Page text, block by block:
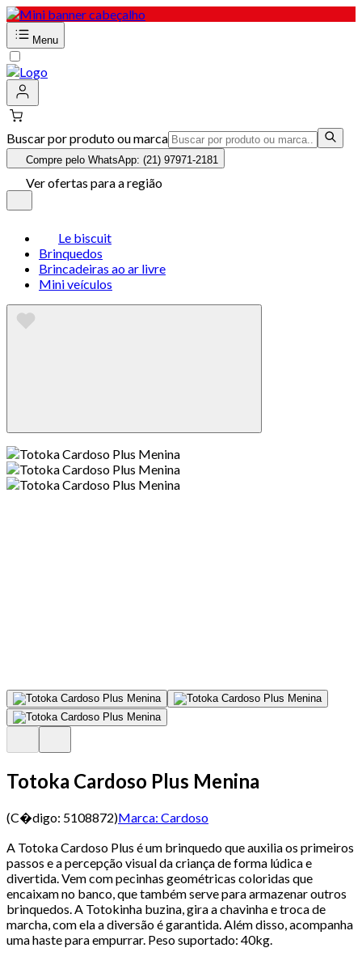
Menu
Buscar por produto ou marca
Compre pelo WhatsApp: (21) 97971-2181
Ver ofertas para a região
Le biscuit
Brinquedos
Brincadeiras ao ar livre
Mini veículos
Totoka Cardoso Plus Menina
(C�digo: 5108872)Marca: Cardoso
A Totoka Cardoso Plus é um brinquedo que auxilia os primeiros
passos e a percepção visual da criança de forma lúdica e
divertida. Vem com pecinhas geométricas coloridas que
encaixam no banco, que também serve para armazenar outros
brinquedos. A Totokinha buzina, gira a chavinha e troca de
marcha, com ela a diversão é garantida. Além disso, acompanha
uma haste para empurrar. Peso suportado: 40kg.